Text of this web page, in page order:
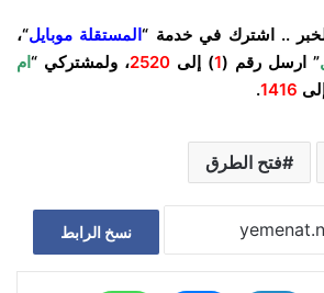
.. اشترك في خدمة “المستقلة موبايل“،
” ارسل رقم (1) إلى 2520، ولمشتركي “ ام
1416
.
فتح الطرق
نسخ الرابط